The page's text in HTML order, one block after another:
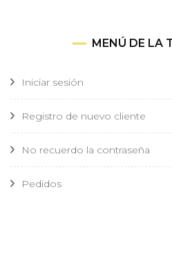
MENÚ DE LA
Iniciar sesión
Registro de nuevo cliente
No recuerdo la contraseña
Pedidos